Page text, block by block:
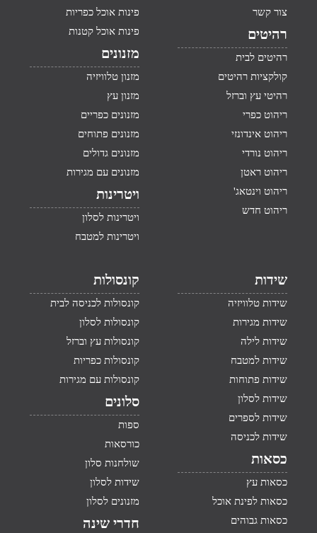
צור קשר
רהיטים
רהיטים לבית
קולקציות רהיטים
רהיטי עץ וברזל
ריהוט כפרי
ריהוט אינדונזי
ריהוט נורדי
ריהוט ראטן
ריהוט וינטאג'
ריהוט חדש
פינות אוכל כפריות
פינות אוכל קטנות
מזנונים
מזנון טלוויזיה
מזנון עץ
מזנונים כפריים
מזנונים פתוחים
מזנונים גדולים
מזנונים עם מגירות
ויטרינות
ויטרינות לסלון
ויטרינות למטבח
שידות
שידות טלוויזיה
שידות מגירות
שידות לילה
שידות למטבח
שידות פתוחות
שידות לסלון
שידות לספרים
שידות לכניסה
כסאות
כסאות עץ
כסאות לפינת אוכל
כסאות גבוהים
קונסולות
קונסולות לכניסה לבית
קונסולות לסלון
קונסולות עץ וברזל
קונסולות כפריות
קונסולות עם מגירות
סלונים
ספות
כורסאות
שולחנות סלון
שידות לסלון
מזנונים לסלון
חדרי שינה